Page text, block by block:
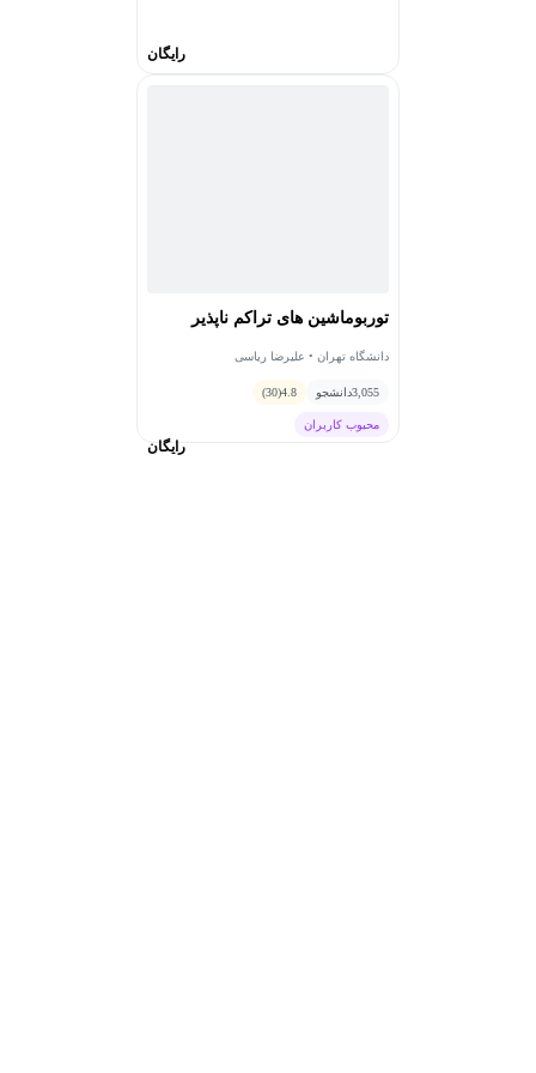
Storage, (pp. 389-395), Florida, USA, BrownWalker Press.."
رایگان
توربوماشین های تراکم ناپذیر
دانشگاه تهران • علیرضا ریاسی
3,055دانشجو 4.8
(30)
محبوب کاربران
رایگان